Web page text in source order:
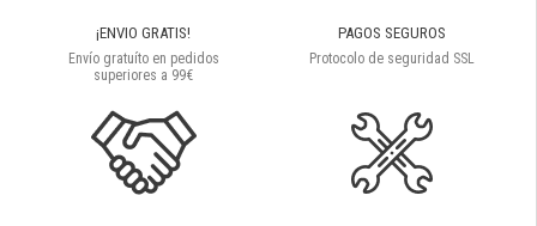
¡ENVIO GRATIS!
Envío gratuíto en pedidos
superiores a 99€
PAGOS SEGUROS
Protocolo de seguridad SSL